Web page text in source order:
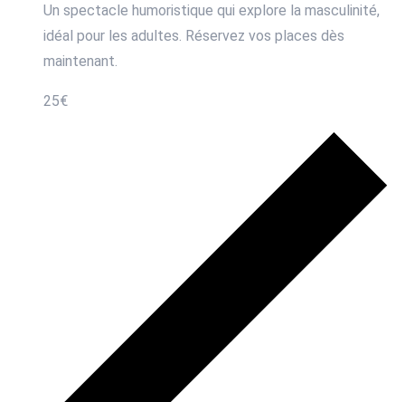
Un spectacle humoristique qui explore la masculinité,
idéal pour les adultes. Réservez vos places dès
maintenant.
25€